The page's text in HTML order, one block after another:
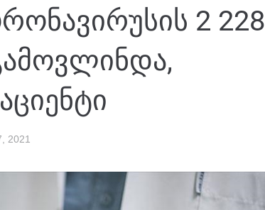
2 228
2021